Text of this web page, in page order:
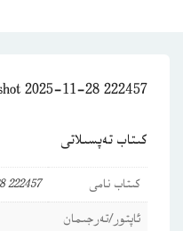
2025-11-28 222457
كىتاب تەپسىلاتى
كىتاب نامى
222457
ئاپتور/تەرجىمان